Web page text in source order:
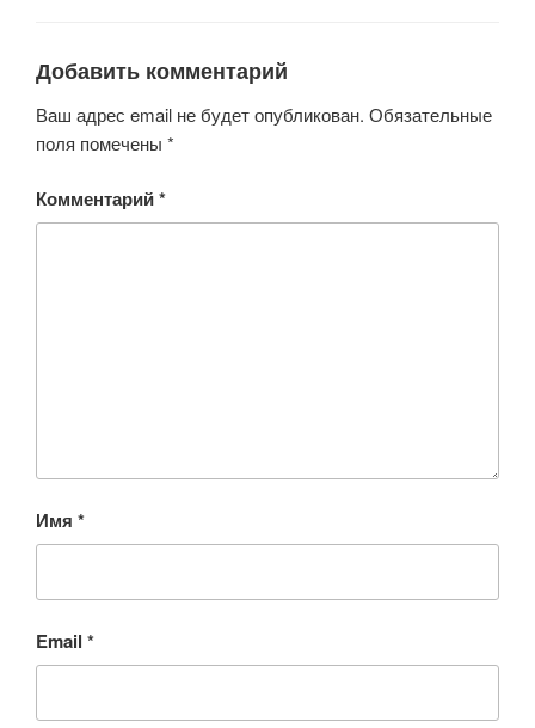
k ni
ki
Добавить комментарий
Ваш адрес email не будет опубликован. Обязательные
поля помечены *
Комментарий*
Имя *
Email *